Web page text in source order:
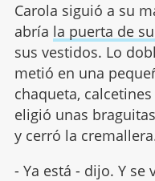
Carola siguió a su
abría la puerta de
sus vestidos. Lo
metió en una
chaqueta,
eligió unas
y cerró la
- Ya está - dijo. Y